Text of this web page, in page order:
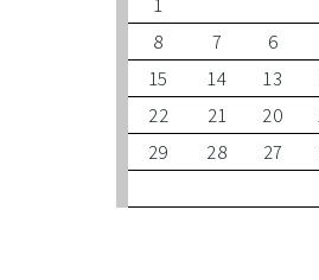
7
8
14
15
21
22
28
29